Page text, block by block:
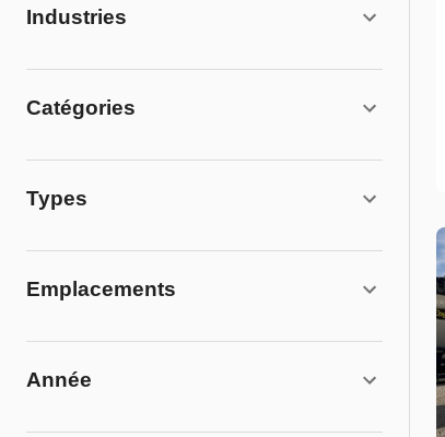
Industries
Catégories
Types
Emplacements
Année